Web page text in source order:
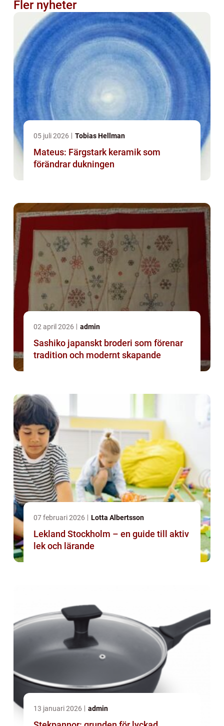
Fler nyheter
05 juli 2026 Tobias Hellman
Mateus: Färgstark keramik som
förändrar dukningen
02 april 2026 admin
Sashiko japanskt broderi som förenar
tradition och modernt skapande
07 februari 2026 Lotta Albertsson
Lekland Stockholm – en guide till aktiv
lek och lärande
13 januari 2026 admin